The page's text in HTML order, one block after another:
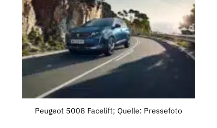
Peugeot 5008 Facelift; Quelle: Pressefoto